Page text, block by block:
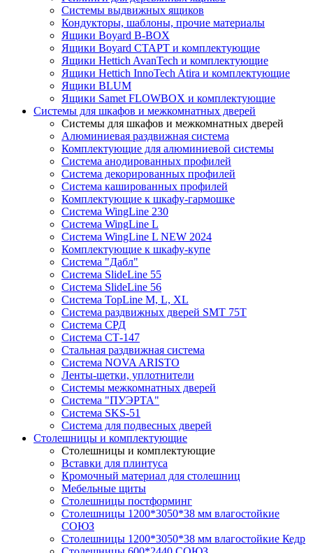
Системы выдвижных ящиков
Кондукторы, шаблоны, прочие материалы
Ящики Boyard B-BOX
Ящики Boyard СТАРТ и комплектующие
Ящики Hettich AvanTech и комплектующие
Ящики Hettich InnoTech Atira и комплектующие
Ящики BLUM
Ящики Samet FLOWBOX и комплектующие
Системы для шкафов и межкомнатных дверей
Системы для шкафов и межкомнатных дверей
Алюминиевая раздвижная система
Комплектующие для алюминиевой системы
Система анодированных профилей
Система декорированных профилей
Система кашированных профилей
Комплектующие к шкафу-гармошке
Система WingLine 230
Система WingLine L
Система WingLine L NEW 2024
Комплектующие к шкафу-купе
Система "Дабл"
Система SlideLine 55
Система SlideLine 56
Система TopLine M, L, XL
Система раздвижных дверей SMT 75T
Система СРД
Система СТ-147
Стальная раздвижная система
Система NOVA ARISTO
Ленты-щетки, уплотнители
Системы межкомнатных дверей
Система "ПУЭРТА"
Система SKS-51
Система для подвесных дверей
Столешницы и комплектующие
Столешницы и комплектующие
Вставки для плинтуса
Кромочный материал для столешниц
Мебельные щиты
Столешницы постформинг
Столешницы 1200*3050*38 мм влагостойкие
СОЮЗ
Столешницы 1200*3050*38 мм влагостойкие Кедр